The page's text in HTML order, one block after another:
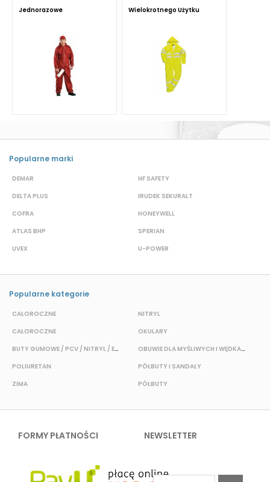
Jednorazowe Wielokrotnego Użytku
Popularne marki
DEMAR
DELTA PLUS
COFRA
ATLAS BHP
UVEX
HF SAFETY
IRUDEK SEKURALT
HONEYWELL
SPERIAN
U-POWER
Popularne kategorie
CAŁOROCZNE
CAŁOROCZNE
BUTY GUMOWE / PCV / NITRYL / EVA
POLIURETAN
ZIMA
NITRYL
OKULARY
OBUWIE DLA MYŚLIWYCH I WĘDKARZY
PÓŁBUTY I SANDAŁY
PÓŁBUTY
FORMY PŁATNOŚCI NEWSLETTER